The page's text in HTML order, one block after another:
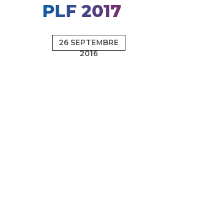
PLF 2017
26 SEPTEMBRE
2016